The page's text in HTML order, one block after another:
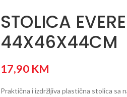
STOLICA
44X46X44CM
17,90 KM
Praktična i izdržljiva plastična stolica sa